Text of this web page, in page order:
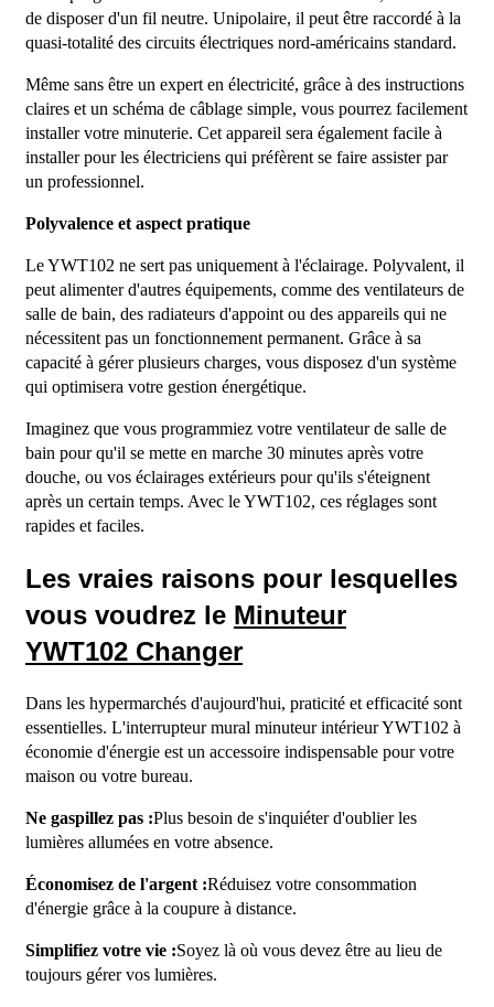
de disposer d'un fil neutre. Unipolaire, il peut être raccordé à la
quasi-totalité des circuits électriques nord-américains standard.
Même sans être un expert en électricité, grâce à des instructions
claires et un schéma de câblage simple, vous pourrez facilement
installer votre minuterie. Cet appareil sera également facile à
installer pour les électriciens qui préfèrent se faire assister par
un professionnel.
Polyvalence et aspect pratique
Le YWT102 ne sert pas uniquement à l'éclairage. Polyvalent, il
peut alimenter d'autres équipements, comme des ventilateurs de
salle de bain, des radiateurs d'appoint ou des appareils qui ne
nécessitent pas un fonctionnement permanent. Grâce à sa
capacité à gérer plusieurs charges, vous disposez d'un système
qui optimisera votre gestion énergétique.
Imaginez que vous programmiez votre ventilateur de salle de
bain pour qu'il se mette en marche 30 minutes après votre
douche, ou vos éclairages extérieurs pour qu'ils s'éteignent
après un certain temps. Avec le YWT102, ces réglages sont
rapides et faciles.
Les vraies raisons pour lesquelles
vous voudrez le Minuteur
YWT102 Changer
Dans les hypermarchés d'aujourd'hui, praticité et efficacité sont
essentielles. L'interrupteur mural minuteur intérieur YWT102 à
économie d'énergie est un accessoire indispensable pour votre
maison ou votre bureau.
Ne gaspillez pas :Plus besoin de s'inquiéter d'oublier les
lumières allumées en votre absence.
Économisez de l'argent :Réduisez votre consommation
d'énergie grâce à la coupure à distance.
Simplifiez votre vie :Soyez là où vous devez être au lieu de
toujours gérer vos lumières.